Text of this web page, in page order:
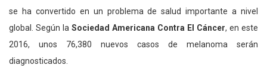
se ha convertido en un problema de salud importante a nivel
global. Según la Sociedad Americana Contra El Cáncer, en este
2016, unos 76,380 nuevos casos de melanoma serán
diagnosticados.